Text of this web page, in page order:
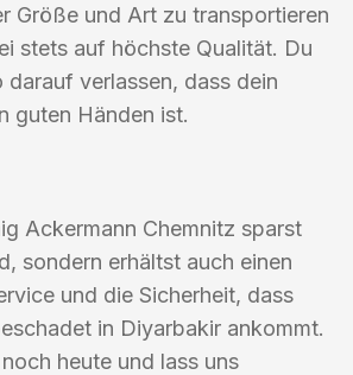
Größe und Art zu transportieren
stets auf höchste Qualität. Du
darauf verlassen, dass dein
guten Händen ist.
Ackermann Chemnitz sparst
sondern erhältst auch einen
und die Sicherheit, dass
in Diyarbakir ankommt.
heute und lass uns